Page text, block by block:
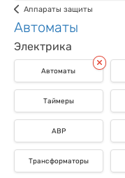
Аппараты защиты
Автоматы
Электрика
Автоматы
Таймеры
АВР
Трансформаторы